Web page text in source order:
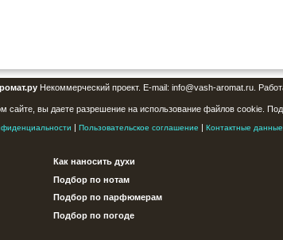
Некоммерческий проект. E-mail: info@vash-aromat.ru.
сайте, вы даете разрешение на использование файлов cookie.
| Пользовательское соглашение | Контактные данные
Как наносить духи
Подбор по нотам
Подбор по парфюмерам
Подбор по погоде